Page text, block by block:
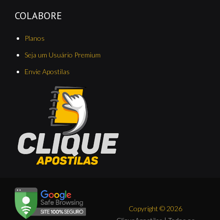
COLABORE
Planos
Seja um Usuário Premium
Envie Apostilas
Copyright © 2026